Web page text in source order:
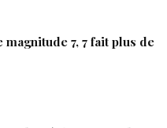
7, 7 fait plus de